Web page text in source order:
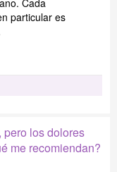
Cada
particular es
pero los dolores
me recomiendan?